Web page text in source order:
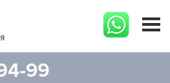
99